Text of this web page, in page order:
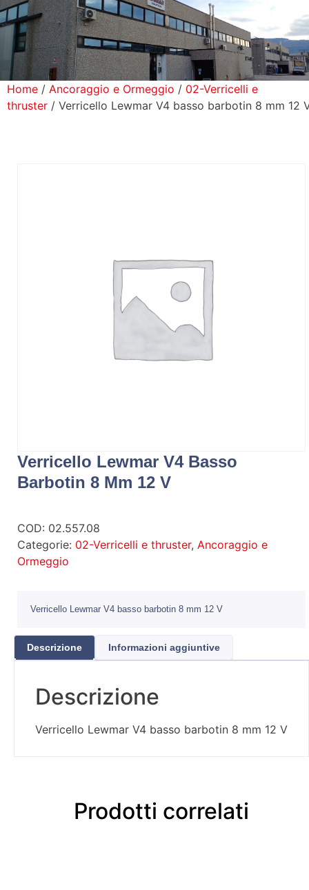
Prodotti
Home / Ancoraggio e Ormeggio / 02-Verricelli e
thruster / Verricello Lewmar V4 basso barbotin 8 mm 12
Verricello Lewmar V4 Basso
Barbotin 8 Mm 12 V
COD: 02.557.08
Categorie: 02-Verricelli e thruster, Ancoraggio e
Ormeggio
Verricello Lewmar V4 basso barbotin 8 mm 12 V
Descrizione Informazioni aggiuntive
Descrizione
Verricello Lewmar V4 basso barbotin 8 mm 12 V
Prodotti correlati